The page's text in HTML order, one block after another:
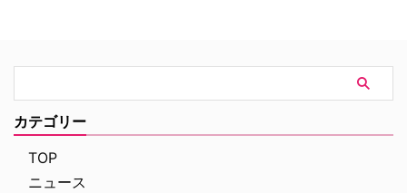
アスリートの告発』で高い評価を
得たボニー・コーエン。長年ファ
ンに愛され続けてきた作品の魅力
を、新たな角度から解き明かして
「ダ・ヴィンチ・コード」「ロス
ト・シンボル」「インフェルノ」
ブ・シークレッツ」と2025年に6
カテゴリー
TOP
ニュース